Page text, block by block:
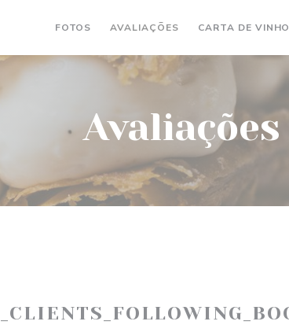
FOTOS AVALIAÇÕES CARTA DE
Avaliações